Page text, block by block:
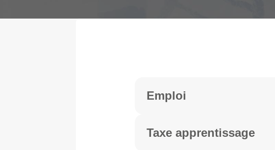
Emploi
Taxe apprentissage